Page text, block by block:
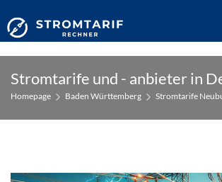
content
Stromtarife und - anbieter in
Homepage Baden Württemberg Stromtarife